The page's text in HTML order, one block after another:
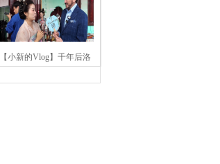
【小新的Vlog】千年后洛